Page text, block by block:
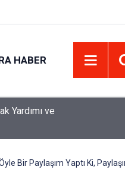
HABER
Bir Paylaşım Yaptı Ki,